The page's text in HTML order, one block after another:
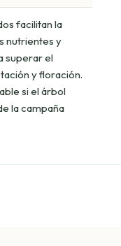
facilitan la
nutrientes y
superar el
y floración.
si el árbol
la campaña